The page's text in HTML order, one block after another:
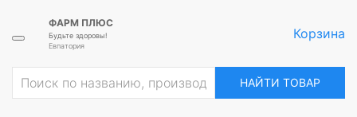
ФАРМ ПЛЮС
Будьте здоровы!
Евпатория
Корзина
НАЙТИ ТОВАР